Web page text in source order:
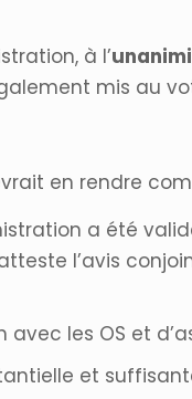
à l’
mis au
en rendre
a été
l’avis
avec les OS et
et